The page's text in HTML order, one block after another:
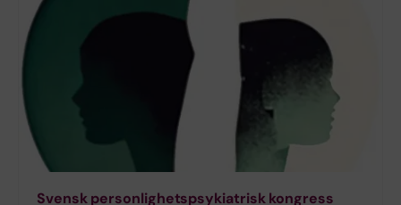
Svensk personlighetspsykiatrisk kongress